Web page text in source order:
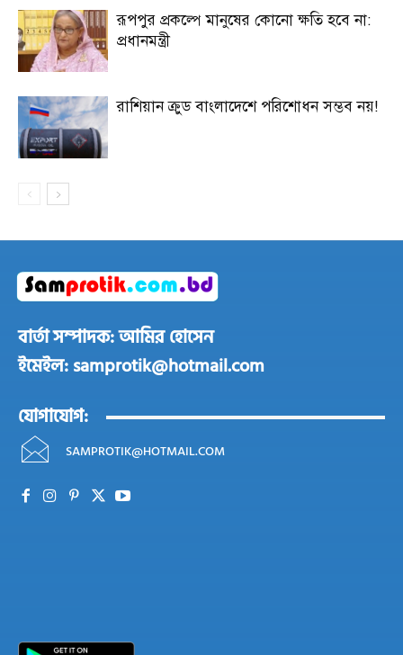
রূপপুর প্রকল্পে মানুষের কোনো ক্ষতি হবে না:
প্রধানমন্ত্রী
রাশিয়ান ক্রুড বাংলাদেশে পরিশোধন সম্ভব নয়!
বার্তা সম্পাদক: আমির হোসেন
ইমেইল: samprotik@hotmail.com
যোগাযোগ:
SAMPROTIK@HOTMAIL.COM